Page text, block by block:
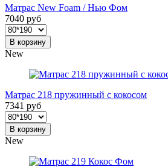
Матрас New Foam / Нью Фом
7040 руб
В корзину
New
Матрас 218 пружинный с кокосом
7341 руб
В корзину
New